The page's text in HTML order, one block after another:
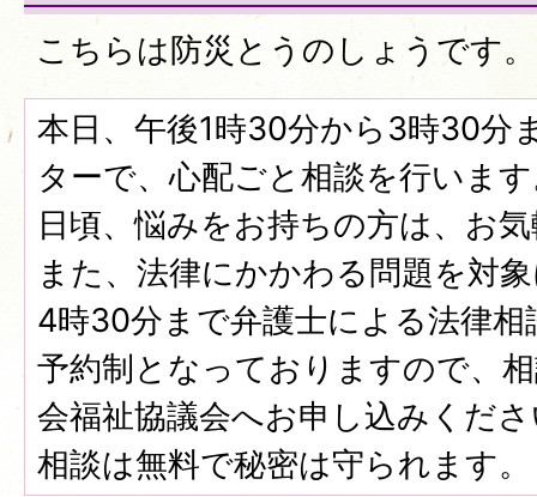
こちらは防災とうのしょうです。
本日、午後1時30分から3時30分
ターで、心配ごと相談を行いま
日頃、悩みをお持ちの方は、お
また、法律にかかわる問題を対
4時30分まで弁護士による法律
予約制となっておりますので、
会福祉協議会へお申し込みくだ
相談は無料で秘密は守られます。